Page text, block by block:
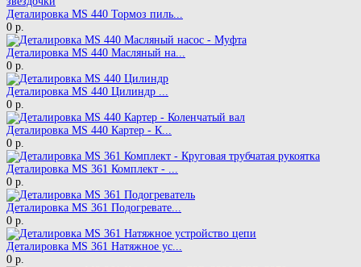
Деталировка MS 440 Тормоз пиль...
0 р.
Деталировка MS 440 Mасляный на...
0 р.
Деталировка MS 440 Цилиндр ...
0 р.
Деталировка MS 440 Картер - К...
0 р.
Деталировка MS 361 Комплект - ...
0 р.
Деталировка MS 361 Подогревате...
0 р.
Деталировка MS 361 Натяжное ус...
0 р.